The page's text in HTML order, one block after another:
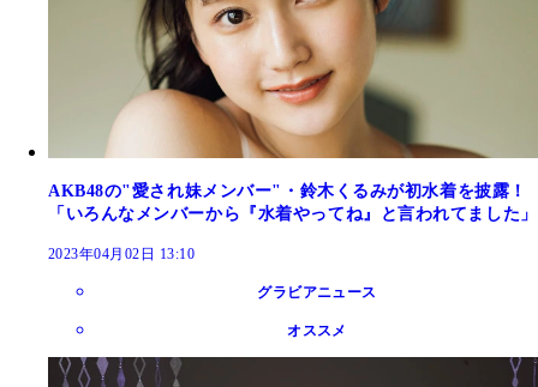
AKB48の"愛され妹メンバー"・鈴木くるみが初水着を披露！
「いろんなメンバーから『水着やってね』と言われてました」
2023年04月02日 13:10
グラビアニュース
オススメ